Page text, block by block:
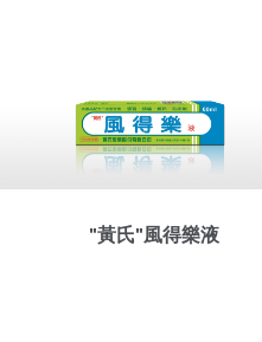
"黃氏"風得樂液